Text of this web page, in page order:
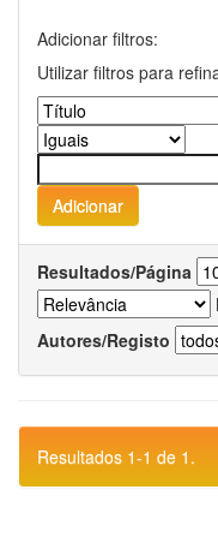
Adicionar filtros:
Utilizar filtros para
Resultados/Página
Autores/Registo
Resultados 1-1 de 1.